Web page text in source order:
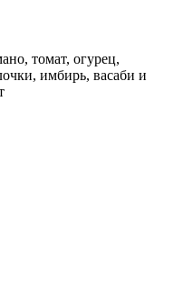
томат, огурец,
имбирь, васаби и